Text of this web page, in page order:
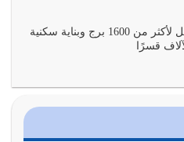
يخضع لآرائنا وأهوائنا
في كيانها معناه أنها أصبحت
غزة: تدمير كامل لأكثر من 1600 برج وبناية سكنية
قسرًا